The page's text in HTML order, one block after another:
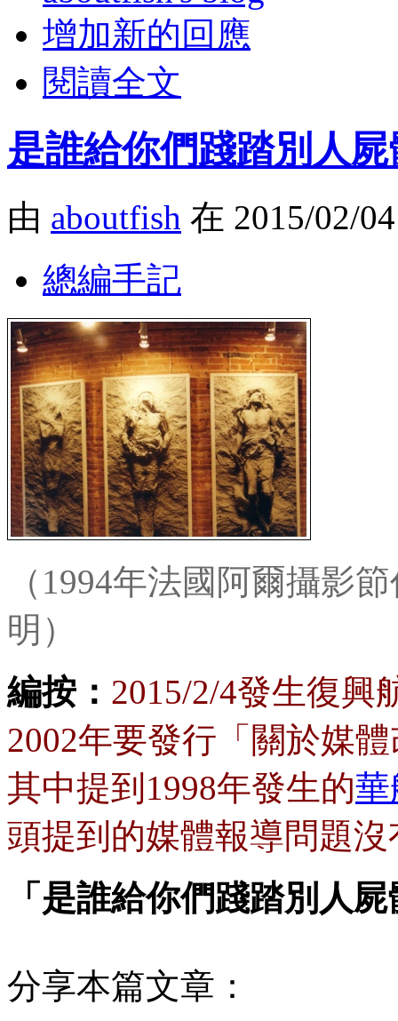
增加新的回應
閱讀全文
是誰給你們踐踏別人
由 aboutfish 在 2015/02/
總編手記
（1994年法國阿爾攝影
明）
編按： 2015/2/4發生復興
2002年要發行「關於媒
其中提到1998年發生的華
頭提到的媒體報導問題
「是誰給你們踐踏別人
分享本篇文章：